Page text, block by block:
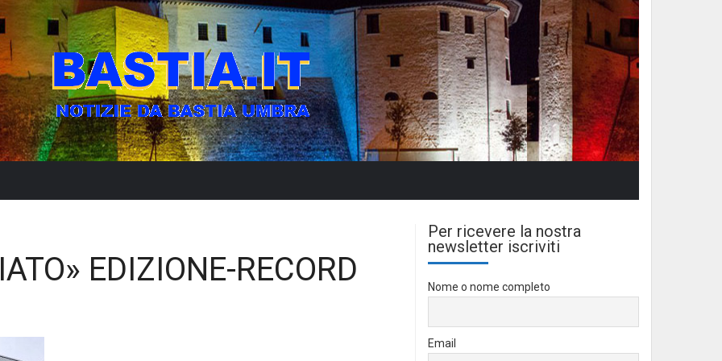
EDIZIONE-RECORD
Per ricevere la nostra
newsletter iscriviti
Nome o nome completo
Email